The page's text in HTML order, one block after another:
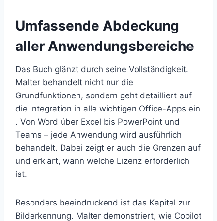
Umfassende Abdeckung
aller Anwendungsbereiche
Das Buch glänzt durch seine Vollständigkeit.
Malter behandelt nicht nur die
Grundfunktionen, sondern geht detailliert auf
die Integration in alle wichtigen Office-Apps ein
. Von Word über Excel bis PowerPoint und
Teams – jede Anwendung wird ausführlich
behandelt. Dabei zeigt er auch die Grenzen auf
und erklärt, wann welche Lizenz erforderlich
ist.
Besonders beeindruckend ist das Kapitel zur
Bilderkennung. Malter demonstriert, wie Copilot